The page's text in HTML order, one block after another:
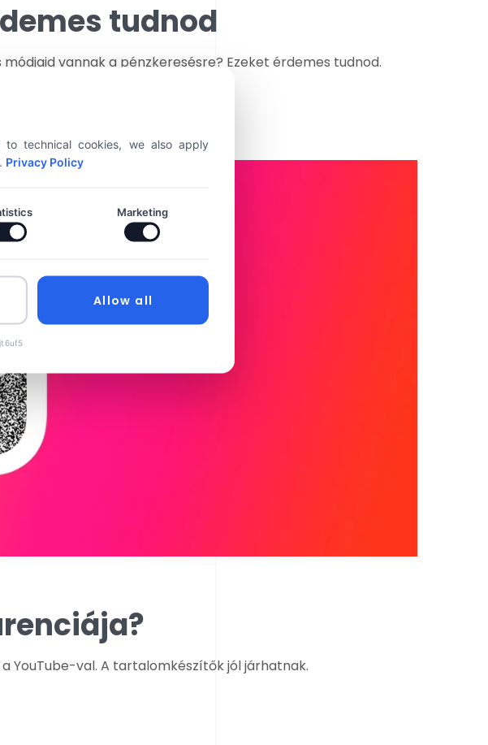
tudnod
vannak a pénzkeresésre? Ezeket érdemes tudnod.
YouTube-val. A tartalomkészítők jól járhatnak.
technical cookies, we also apply
Privacy Policy
Marketing
Allow all